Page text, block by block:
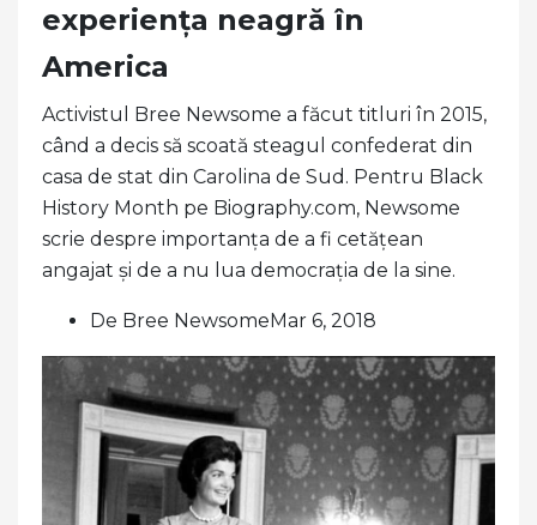
experiența neagră în
America
Activistul Bree Newsome a făcut titluri în 2015,
când a decis să scoată steagul confederat din
casa de stat din Carolina de Sud. Pentru Black
History Month pe Biography.com, Newsome
scrie despre importanța de a fi cetățean
angajat și de a nu lua democrația de la sine.
De Bree NewsomeMar 6, 2018